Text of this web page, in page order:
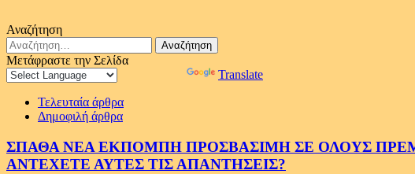
Αναζήτηση
Αναζήτηση
για:
Μετάφραστε την Σελίδα
Translate
Τελευταία άρθρα
Δημοφιλή άρθρα
ΣΠΑΘΑ ΝΕΑ ΕΚΠΟΜΠΗ ΠΡΟΣΒΑΣΙΜΗ ΣΕ ΟΛΟΥΣ
ΑΝΤΕΧΕΤΕ ΑΥΤΕΣ ΤΙΣ ΑΠΑΝΤΗΣΕΙΣ?